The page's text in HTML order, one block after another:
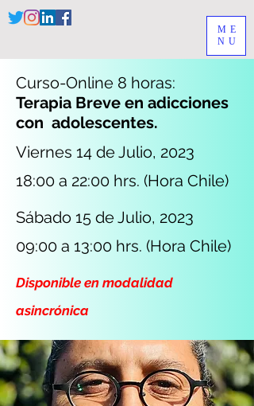
ME
NU
Curso-Online 8 horas:
Terapia Breve en adicciones
con adolescentes.
Viernes 14 de Julio, 2023
18:00 a 22:00 hrs. (Hora Chile)
Sábado 15 de Julio, 2023
09:00 a 13:00 hrs. (Hora Chile)
Disponible en modalidad
asincrónica